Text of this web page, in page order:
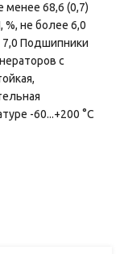
менее 68,6 (0,7)
%, не более 6,0
7,0 Подшипники
с
-60...+200 °С